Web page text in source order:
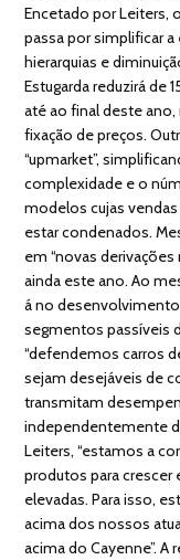
Encetado por Leiters,
passa por simplificar a
hierarquias e
Estugarda reduzirá de
até ao final deste
fixação de preços.
“upmarket”,
complexidade e o
modelos cujas
estar condenados.
em “novas
ainda este ano. Ao
á no
segmentos passíveis
“defendemos carros
sejam desejáveis de
transmitam
independentemente
Leiters, “estamos a
produtos para
elevadas. Para isso,
acima dos nossos
acima do Cayenne”.